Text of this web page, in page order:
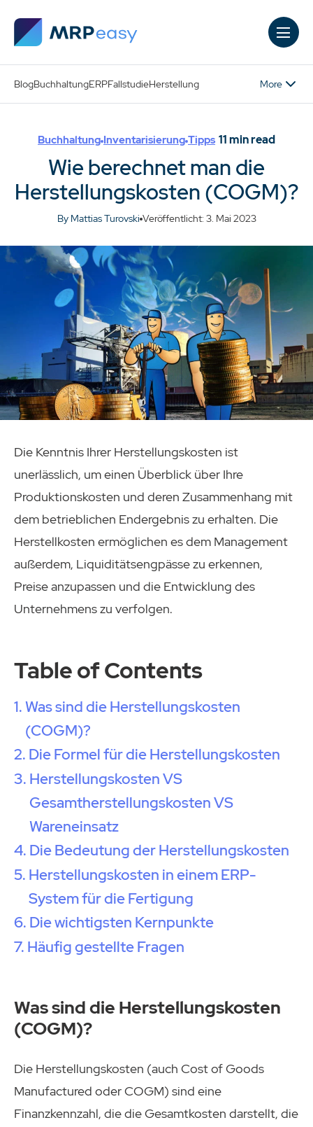
BlogBuchhaltungERPFallstudieHerstellung More
Buchhaltung Inventarisierung Tipps 11min read
Wie berechnet man die
Herstellungskosten (COGM)?
By Mattias Turovski Veröffentlicht: 3. Mai 2023
Die Kenntnis Ihrer Herstellungskosten ist
unerlässlich, um einen Überblick über Ihre
Produktionskosten und deren Zusammenhang mit
dem betrieblichen Endergebnis zu erhalten. Die
Herstellkosten ermöglichen es dem Management
außerdem, Liquiditätsengpässe zu erkennen,
Preise anzupassen und die Entwicklung des
Unternehmens zu verfolgen.
Table of Contents
Was sind die Herstellungskosten
(COGM)?
Die Formel für die Herstellungskosten
Herstellungskosten VS
Gesamtherstellungskosten VS
Wareneinsatz
Die Bedeutung der Herstellungskosten
Herstellungskosten in einem ERP-
System für die Fertigung
Die wichtigsten Kernpunkte
Häufig gestellte Fragen
Was sind die Herstellungskosten
(COGM)?
Die Herstellungskosten (auch Cost of Goods
Manufactured oder COGM) sind eine
Finanzkennzahl, die die Gesamtkosten darstellt, die